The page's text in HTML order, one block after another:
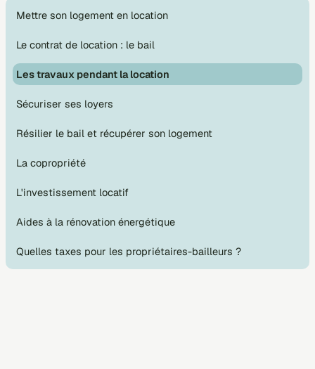
Mettre son logement en location
Le contrat de location : le bail
Les travaux pendant la location
Sécuriser ses loyers
Résilier le bail et récupérer son logement
La copropriété
L'investissement locatif
Aides à la rénovation énergétique
Quelles taxes pour les propriétaires-bailleurs ?